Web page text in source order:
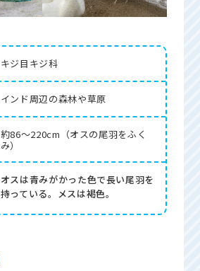
キジ目キジ科
インド周辺の森林や草原
約86～220cm（オスの尾羽をふく
み）
オスは青みがかった色で長い尾羽を
持っている。メスは褐色。